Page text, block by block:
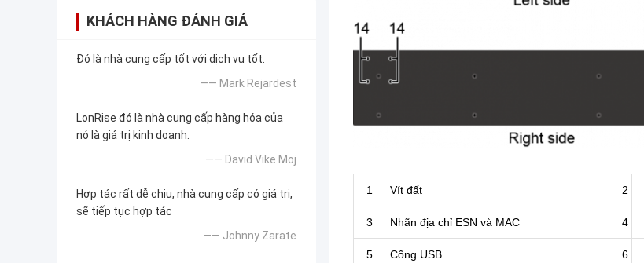
KHÁCH HÀNG ĐÁNH GIÁ
Đó là nhà cung cấp tốt với dịch vụ tốt.
—— Mark Rejardest
LonRise đó là nhà cung cấp hàng hóa của
nó là giá trị kinh doanh.
—— David Vike Moj
Hợp tác rất dễ chịu, nhà cung cấp có giá trị,
sẽ tiếp tục hợp tác
—— Johnny Zarate
1 Vít đất 2
3 Nhãn địa chỉ ESN và MAC 4
5 Cổng USB 6